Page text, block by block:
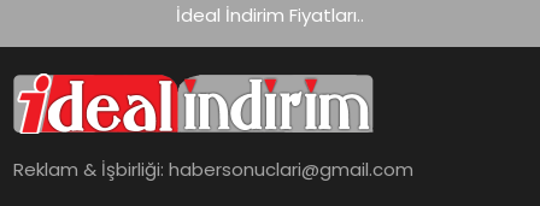
İdeal İndirim Fiyatları..
Reklam & İşbirliği:habersonuclari@gmail.com